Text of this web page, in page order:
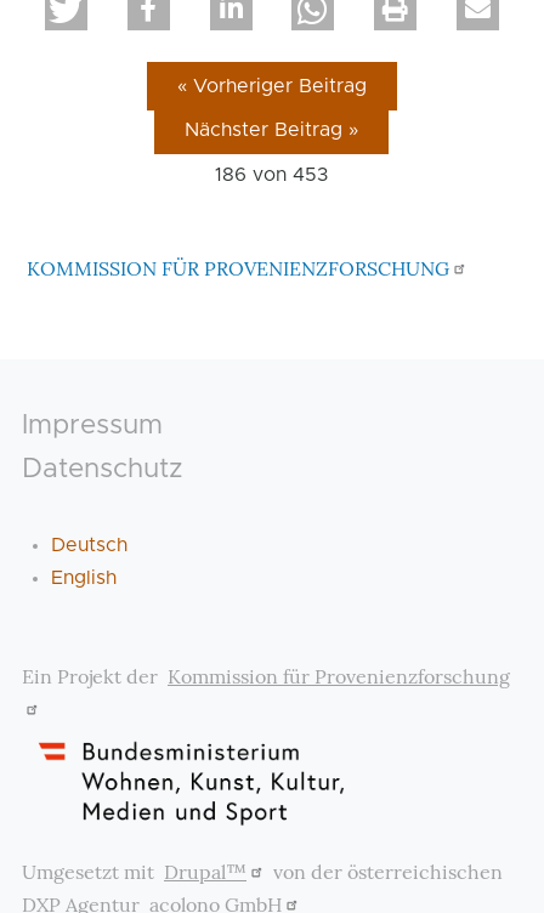
« Vorheriger Beitrag
Nächster Beitrag »
186 von453
KOMMISSION FÜR PROVENIENZFORSCHUNG
Footer
Impressum
Datenschutz
Deutsch
English
Ein Projekt der Kommission für Provenienzforschung
Umgesetzt mit Drupal™
von der österreichischen
DXP Agentur acolono GmbH